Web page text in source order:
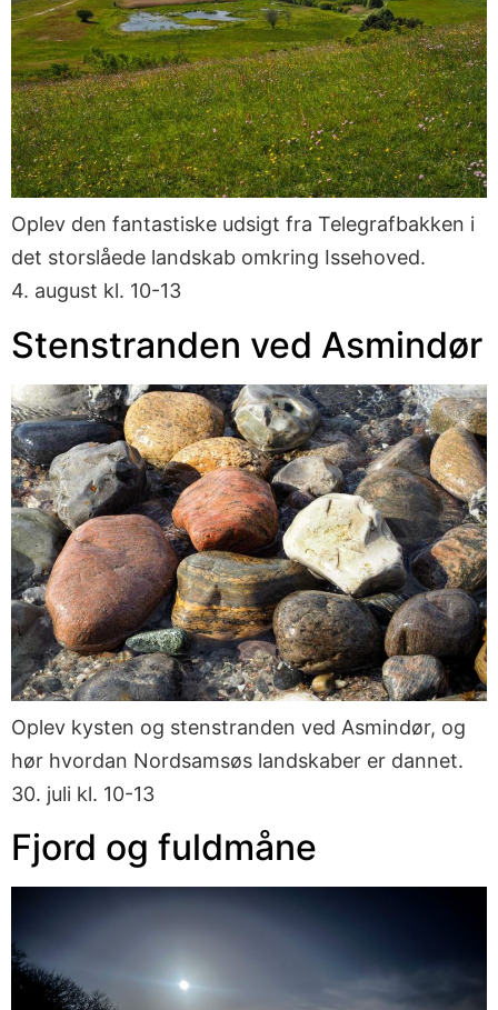
Oplev den fantastiske udsigt fra Telegrafbakken i
det storslåede landskab omkring Issehoved.
4. august kl. 10-13
Stenstranden ved Asmindør
Oplev kysten og stenstranden ved Asmindør, og
hør hvordan Nordsamsøs landskaber er dannet.
30. juli kl. 10-13
Fjord og fuldmåne